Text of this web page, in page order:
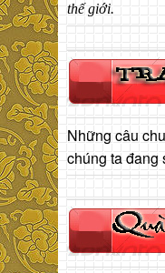
thế giới.
Những câu
chúng ta đang